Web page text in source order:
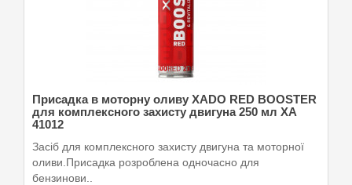
Присадка в моторну оливу XADO RED BOOSTER
для комплексного захисту двигуна 250 мл XA
41012
Засіб для комплексного захисту двигуна та моторної
оливи.Присадка розроблена одночасно для
бензинови..